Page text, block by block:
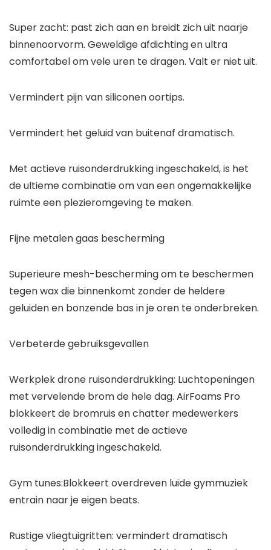
Super zacht: past zich aan en breidt zich uit naarje
binnenoorvorm. Geweldige afdichting en ultra
comfortabel om vele uren te dragen. Valt er niet uit.
Vermindert pijn van siliconen oortips.
Vermindert het geluid van buitenaf dramatisch.
Met actieve ruisonderdrukking ingeschakeld, is het
de ultieme combinatie om van een ongemakkelijke
ruimte een plezieromgeving te maken.
Fijne metalen gaas bescherming
Superieure mesh-bescherming om te beschermen
tegen wax die binnenkomt zonder de heldere
geluiden en bonzende bas in je oren te onderbreken.
Verbeterde gebruiksgevallen
Werkplek drone ruisonderdrukking: Luchtopeningen
met vervelende brom de hele dag. AirFoams Pro
blokkeert de bromruis en chatter medewerkers
volledig in combinatie met de actieve
ruisonderdrukking ingeschakeld.
Gym tunes:Blokkeert overdreven luide gymmuziek
entrain naar je eigen beats.
Rustige vliegtuigritten: vermindert dramatisch